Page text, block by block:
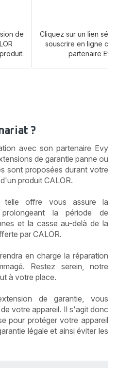
de
Cliquez sur un lien
souscrire en ligne
partenaire Evy.
?
avec son partenaire Evy
de garantie panne ou
sont proposées durant votre
produit CALOR.
telle offre vous assure la
la période de
et la casse au-delà de la
par CALOR.
en charge la réparation
Restez serein, notre
à votre place.
de garantie, vous
votre appareil. Il s'agit donc
pour protéger votre appareil
légale et ainsi éviter les